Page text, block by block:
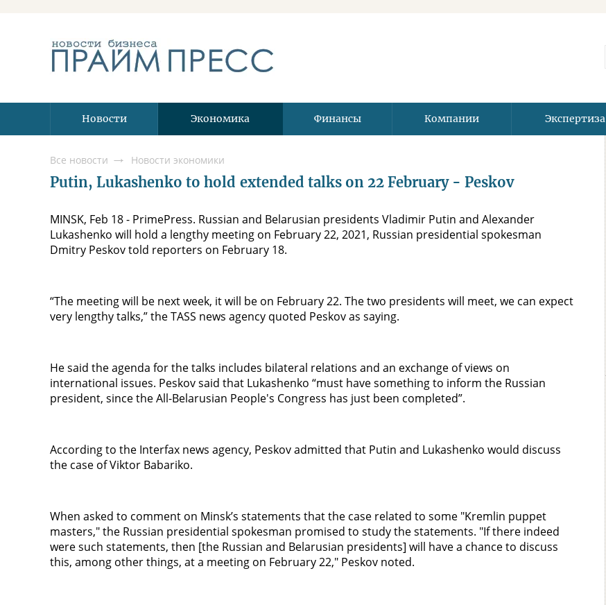
Новости Экономика Финансы Компании Экспертиза
Все новости Новости экономики
Putin, Lukashenko to hold extended talks on 22 February - Peskov
MINSK, Feb 18 - PrimePress. Russian and Belarusian presidents Vladimir Putin and Alexander
Lukashenko will hold a lengthy meeting on February 22, 2021, Russian presidential spokesman
Dmitry Peskov told reporters on February 18.
“The meeting will be next week, it will be on February 22. The two presidents will meet, we can expect
very lengthy talks,” the TASS news agency quoted Peskov as saying.
He said the agenda for the talks includes bilateral relations and an exchange of views on
international issues. Peskov said that Lukashenko “must have something to inform the Russian
president, since the All-Belarusian People's Congress has just been completed”.
According to the Interfax news agency, Peskov admitted that Putin and Lukashenko would discuss
the case of Viktor Babariko.
When asked to comment on Minsk’s statements that the case related to some "Kremlin puppet
masters," the Russian presidential spokesman promised to study the statements. "If there indeed
were such statements, then [the Russian and Belarusian presidents] will have a chance to discuss
this, among other things, at a meeting on February 22," Peskov noted.